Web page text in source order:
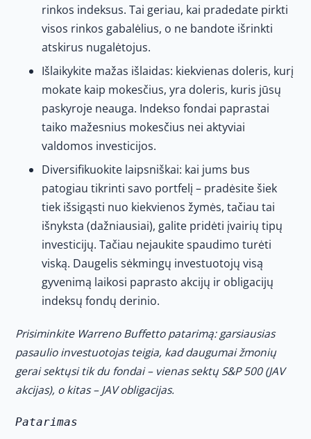
rinkos indeksus. Tai geriau, kai pradedate pirkti
visos rinkos gabalėlius, o ne bandote išrinkti
atskirus nugalėtojus.
Išlaikykite mažas išlaidas: kiekvienas doleris, kurį
mokate kaip mokesčius, yra doleris, kuris jūsų
paskyroje neauga. Indekso fondai paprastai
taiko mažesnius mokesčius nei aktyviai
valdomos investicijos.
Diversifikuokite laipsniškai: kai jums bus
patogiau tikrinti savo portfelį – pradėsite šiek
tiek išsigąsti nuo kiekvienos žymės, tačiau tai
išnyksta (dažniausiai), galite pridėti įvairių tipų
investicijų. Tačiau nejaukite spaudimo turėti
viską. Daugelis sėkmingų investuotojų visą
gyvenimą laikosi paprasto akcijų ir obligacijų
indeksų fondų derinio.
Prisiminkite Warreno Buffetto patarimą: garsiausias
pasaulio investuotojas teigia, kad daugumai žmonių
gerai sektųsi tik du fondai – vienas sektų S&P 500 (JAV
akcijas), o kitas – JAV obligacijas.
Patarimas